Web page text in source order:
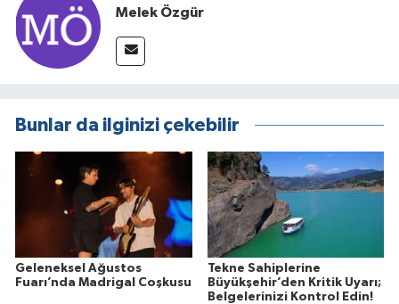
Melek Özgür
Bunlar da ilginizi çekebilir
Geleneksel Ağustos
Fuarı’nda Madrigal Coşkusu
Tekne Sahiplerine
Büyükşehir’den Kritik Uyarı;
Belgelerinizi Kontrol Edin!